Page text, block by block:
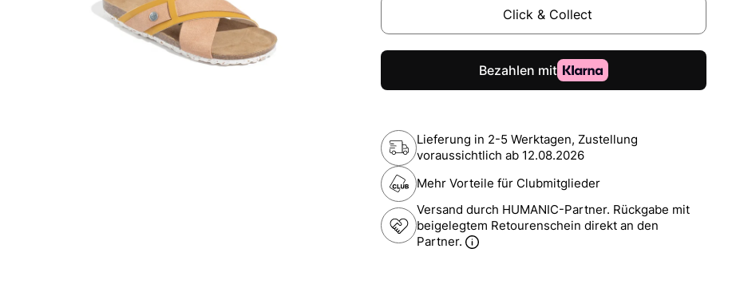
Click & Collect
Lieferung in 2-5 Werktagen, Zustellung
voraussichtlich ab 12.08.2026
Mehr Vorteile für Clubmitglieder
Versand durch HUMANIC-Partner. Rückgabe mit
beigelegtem Retourenschein direkt an den
Partner.